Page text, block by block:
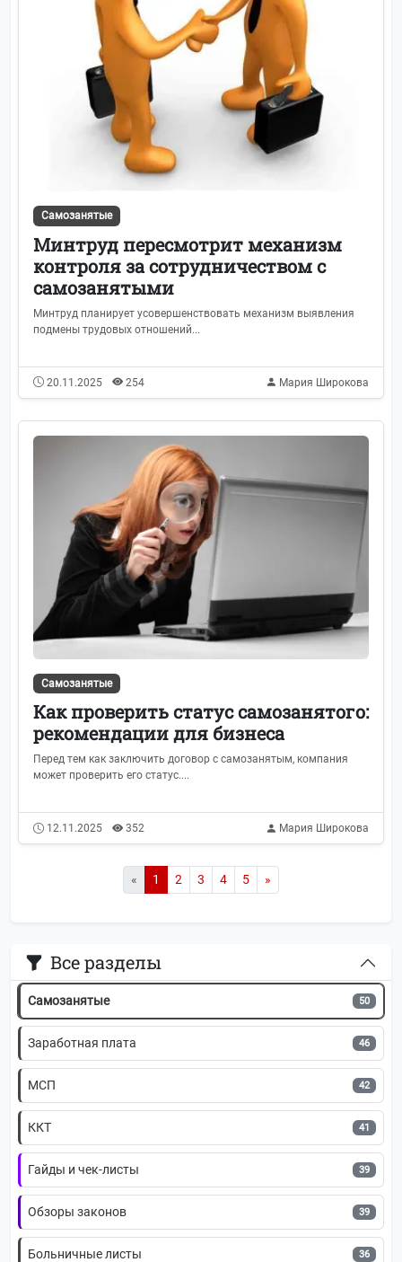
Самозанятые
Минтруд пересмотрит механизм
контроля за сотрудничеством с
самозанятыми
Минтруд планирует усовершенствовать механизм выявления
подмены трудовых отношений...
20.11.2025 254 Мария Широкова
Самозанятые
Как проверить статус самозанятого:
рекомендации для бизнеса
Перед тем как заключить договор с самозанятым, компания
может проверить его статус....
12.11.2025 352 Мария Широкова
« 1 2 3 4 5 »
Все разделы
Главная
Трудовое право 244
СФР (Соцфонд России) 97
Банки и финансы
НДФЛ
Подкаст 75
Льготы, пособия и субсидии
Вычеты по НДФЛ
Индивидуальные предприниматели 60
НДС 51
Самозанятые 50
Заработная плата 46
МСП 42
ККТ 41
Гайды и чек-листы 39
Обзоры законов 39
Больничные листы 36